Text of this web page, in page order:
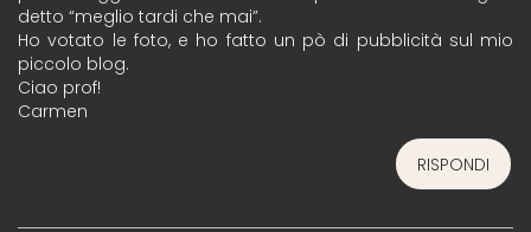
detto “meglio tardi che mai”.
Ho votato le foto, e ho fatto un pò di pubblicità sul mio
piccolo blog.
Ciao prof!
Carmen
RISPONDI